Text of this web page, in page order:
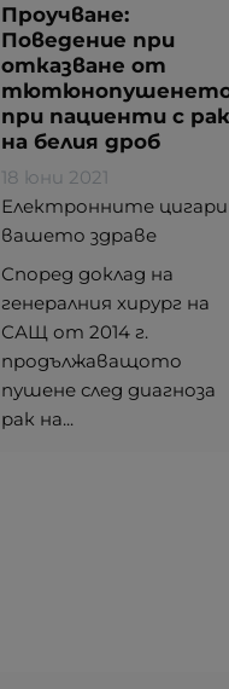
Проучване:
Поведение при
отказване от
при пациенти с рак
на белия дроб
18 юни 2021
Електронните
вашето здраве
Според доклад на
генералния хирург на
САЩ от 2014 г.
продължаващото
пушене след диагноза
рак на...